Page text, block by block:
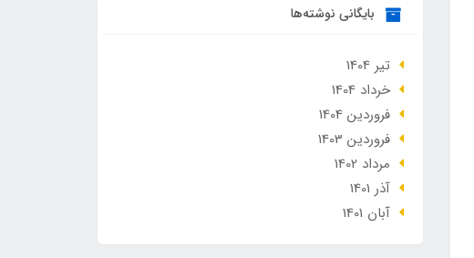
بایگانی نوشته‌ها
تير 1404
خرداد 1404
فروردین 1404
فروردین 1403
مرداد 1402
آذر 1401
آبان 1401